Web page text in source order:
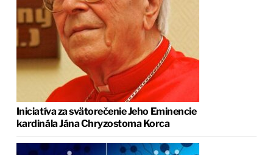
Iniciatíva za svätorečenie Jeho Eminencie
kardinála Jána Chryzostoma Korca